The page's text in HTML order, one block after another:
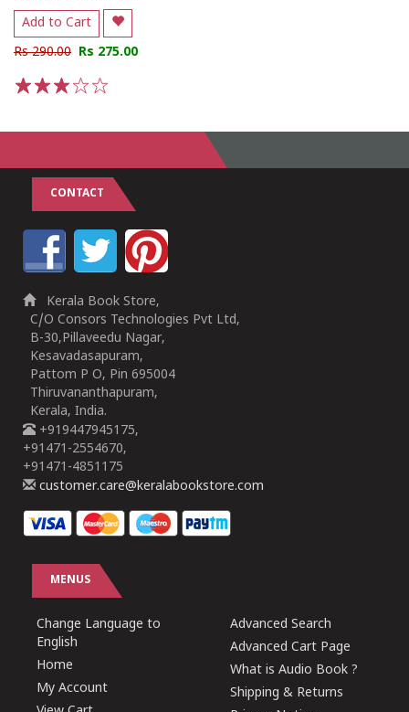
Add to Cart
Rs 290.00 Rs 275.00
CONTACT
Kerala Book Store,
C/O Consors Technologies Pvt Ltd,
B-30,Pillaveedu Nagar,
Kesavadasapuram,
Pattom P O, Pin 695004
Thiruvananthapuram,
Kerala, India.
+919447945175,
+91471-2554670,
+91471-4851175
customer.care@keralabookstore.com
MENUS
Change Language to
English
Home
My Account
Advanced Search
Advanced Cart Page
What is Audio Book ?
Shipping & Returns